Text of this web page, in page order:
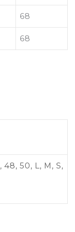
68
68
, 48, 50, L, M , S,